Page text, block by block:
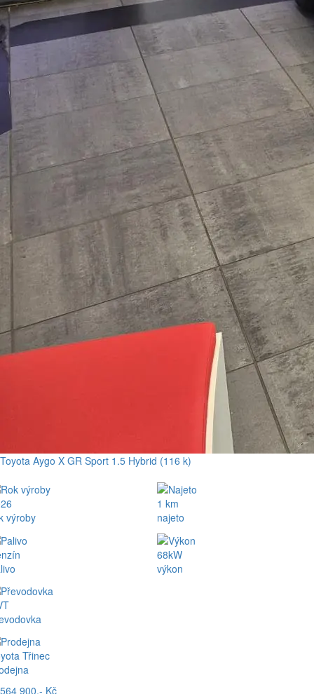
Toyota Aygo X GR Sport 1.5 Hybrid (116 k)
výroby
Třinec
1 km
najeto
68kW
výkon
564 900,- Kč